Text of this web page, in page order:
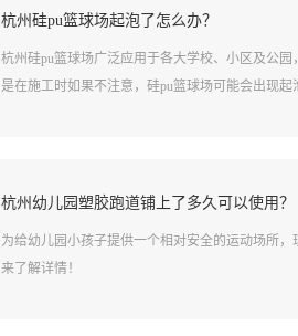
杭州硅pu篮球场起泡了怎么办？
杭州硅pu篮球场广泛应用于各大学校、小区及公
是在施工时如果不注意，硅pu篮球场可能会出现
杭州幼儿园塑胶跑道铺上了多久可以使用？
为给幼儿园小孩子提供一个相对安全的运动场所
来了解详情！